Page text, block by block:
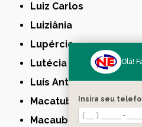
Luiz Carlos
Luiziânia
Lupércio
Lutécia
Luís Antônio
Macatuba
Macaubal
Olá!
Insira seu